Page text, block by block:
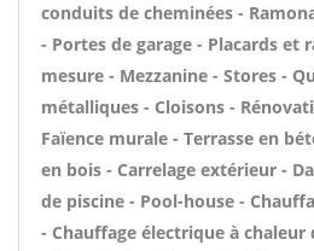
conduits de cheminées -
- Portes de garage - Placards et
mesure - Mezzanine - Stores -
métalliques - Cloisons -
Faïence murale - Terrasse en
en bois - Carrelage extérieur -
de piscine - Pool-house -
- Chauffage électrique à chaleur